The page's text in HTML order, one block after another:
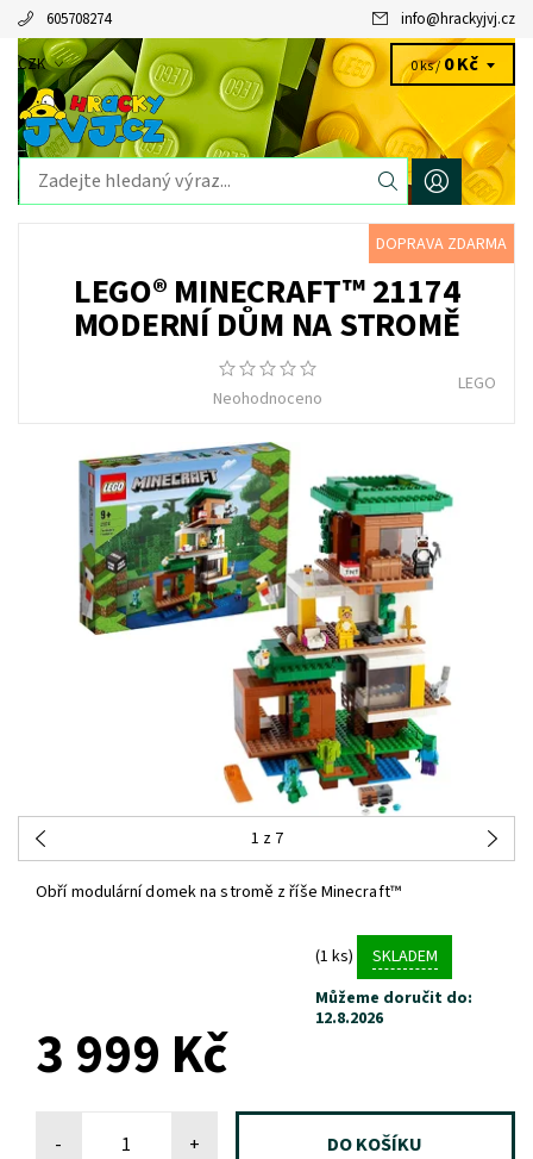
605708274 info@hrackyjvj.cz
CZK 0 ks /0 Kč
DOPRAVA ZDARMA
LEGO® MINECRAFT™ 21174
MODERNÍ DŮM NA STROMĚ
Neohodnoceno
LEGO
1 z 7
Obří modulární domek na stromě z říše Minecraft™
(1 ks)
SKLADEM
Můžeme doručit do:
12.8.2026
3 999 Kč
- +